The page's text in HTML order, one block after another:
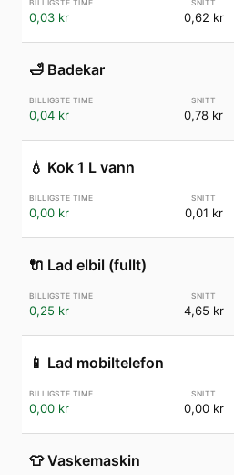
0,03 kr 0,62 kr
🛁 Badekar
0,04 kr 0,78 kr
💧 Kok 1 L vann
0,00 kr 0,01 kr
🔌 Lad elbil (fullt)
0,25 kr 4,65 kr
📱 Lad mobiltelefon
0,00 kr 0,00 kr
👕 Vaskemaskin